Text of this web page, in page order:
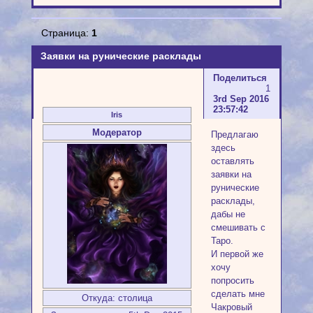
Заявки на рунические расклады
Страница: 1
Поделиться
1
3rd Sep 2016
23:57:42
Iris
Модератор
Откуда: столица
Предлагаю
здесь
оставлять
заявки на
рунические
расклады,
дабы не
смешивать с
Таро.
И первой же
хочу
попросить
сделать мне
Чакровый